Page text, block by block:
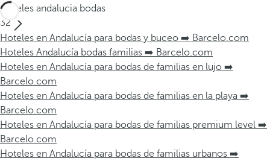
Hoteles andalucia bodas
32
Hoteles en Andalucía para bodas y buceo ➡️ Barcelo.com
Hoteles Andalucía bodas familias ➡️ Barcelo.com
Hoteles en Andalucía para bodas de familias en lujo ➡️
Barcelo.com
Hoteles en Andalucía para bodas de familias en la playa ➡️
Barcelo.com
Hoteles en Andalucía para bodas de familias premium level ➡️
Barcelo.com
Hoteles en Andalucía para bodas de familias urbanos ➡️